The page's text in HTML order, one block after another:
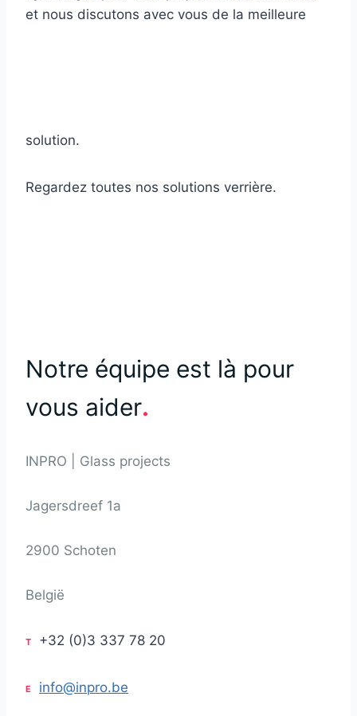
et nous discutons avec vous de la meilleure
solution.
Regardez toutes nos solutions verrière.
Notre équipe est là pour
vous aider.
INPRO | Glass projects
Jagersdreef 1a
2900 Schoten
België
T +32 (0)3 337 78 20
E info@inpro.be